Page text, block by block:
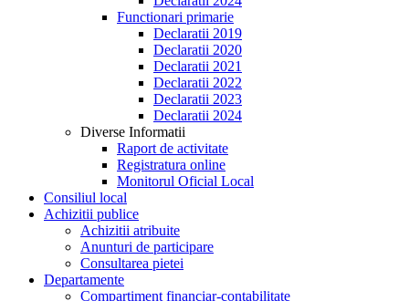
Functionari primarie
Declaratii 2019
Declaratii 2020
Declaratii 2021
Declaratii 2022
Declaratii 2023
Declaratii 2024
Diverse Informatii
Raport de activitate
Registratura online
Monitorul Oficial Local
Consiliul local
Achizitii publice
Achizitii atribuite
Anunturi de participare
Consultarea pietei
Departamente
Compartiment financiar-contabilitate